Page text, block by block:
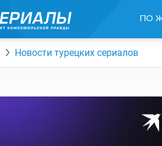
ПО
Новости турецких сериалов